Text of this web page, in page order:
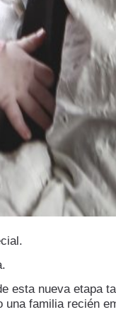
esta nueva etapa
familia recién